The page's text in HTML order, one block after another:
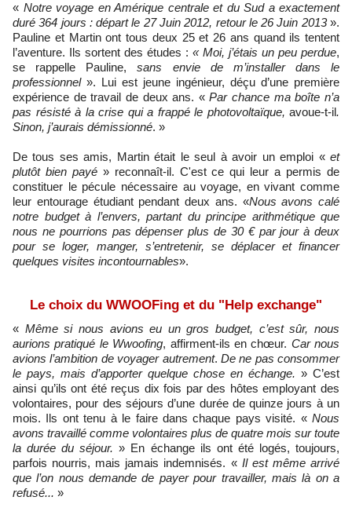
« Notre voyage en Amérique centrale et du Sud a exactement
duré 364 jours : départ le 27 Juin 2012, retour le 26 Juin 2013».
Pauline et Martin ont tous deux 25 et 26 ans quand ils tentent
l’aventure. Ils sortent des études : « Moi, j’étais un peu perdue,
se rappelle Pauline,sans envie de m’installer dans le
professionnel ». Lui est jeune ingénieur, déçu d’une première
expérience de travail de deux ans. «Par chance ma boîte n’a
pas résisté à la crise qui a frappé le photovoltaïque, avoue-t-il.
Sinon, j’aurais démissionné. »
De tous ses amis, Martin était le seul à avoir un emploi « et
plutôt bien payé » reconnaît-il. C'est ce qui leur a permis de
constituer le pécule nécessaire au voyage, en vivant comme
leur entourage étudiant pendant deux ans. «Nous avons calé
notre budget à l’envers, partant du principe arithmétique que
nous ne pourrions pas dépenser plus de 30 € par jour à deux
pour se loger, manger, s’entretenir, se déplacer et financer
quelques visites incontournables».
Le choix du WWOOFing et du "Help exchange"
« Même si nous avions eu un gros budget, c’est sûr, nous
aurions pratiqué le Wwoofing, affirment-ils en chœur. Car nous
avions l’ambition de voyager autrement. De ne pas consommer
le pays, mais d’apporter quelque chose en échange. » C’est
ainsi qu’ils ont été reçus dix fois par des hôtes employant des
volontaires, pour des séjours d’une durée de quinze jours à un
mois. Ils ont tenu à le faire dans chaque pays visité. « Nous
avons travaillé comme volontaires plus de quatre mois sur toute
la durée du séjour.» En échange ils ont été logés, toujours,
parfois nourris, mais jamais indemnisés. « Il est même arrivé
que l’on nous demande de payer pour travailler, mais là on a
refusé... »